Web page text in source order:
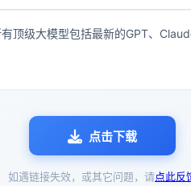
顶级大模型包括最新的GPT、
点击下载
如遇链接失效，或其它问题，请点此反